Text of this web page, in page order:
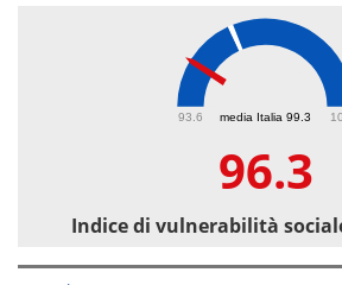
media Italia 99.3
93.6
96.3
Indice di vulnerabilità